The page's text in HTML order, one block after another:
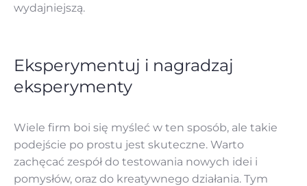
wydajniejszą.
Eksperymentuj i nagradzaj
eksperymenty
Wiele firm boi się myśleć w ten sposób, ale takie
podejście po prostu jest skuteczne. Warto
zachęcać zespół do testowania nowych idei i
pomysłów, oraz do kreatywnego działania. Tym